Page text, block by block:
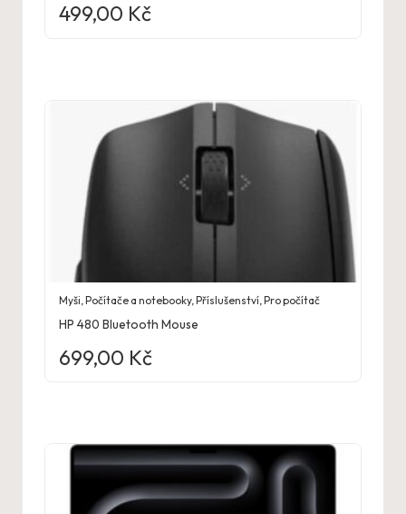
499,00 Kč
Myši ,Počítače a notebooky,Příslušenství ,Pro počítač
HP 480 Bluetooth Mouse
699,00 Kč